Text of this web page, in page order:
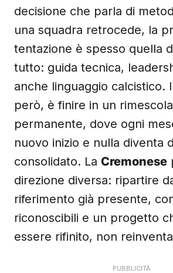
decisione che parla di
una squadra retrocede, la
tentazione è spesso quella
tutto: guida tecnica,
anche linguaggio calcistico.
però, è finire in un
permanente, dove ogni
nuovo inizio e nulla diventa
consolidato. La Cremonese
direzione diversa: ripartire
riferimento già presente,
riconoscibili e un progetto
essere rifinito, non